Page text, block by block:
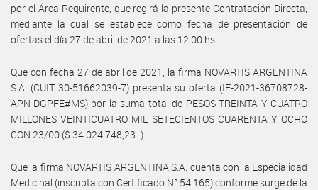
por el Área Requirente, que regirá la presente Contratación Directa,
mediante la cual se establece como fecha de presentación de
ofertas el día 27 de abril de 2021 a las 12:00 hs.
Que con fecha 27 de abril de 2021, la firma NOVARTIS ARGENTINA
S.A. (CUIT 30-51662039-7) presenta su oferta (IF-2021-36708728-
APN-DGPFE#MS) por la suma total de PESOS TREINTA Y CUATRO
MILLONES VEINTICUATRO MIL SETECIENTOS CUARENTA Y OCHO
CON 23/00 ($ 34.024.748,23.-).
Que la firma NOVARTIS ARGENTINA S.A. cuenta con la Especialidad
Medicinal (inscripta con Certificado N° 54.165) conforme surge de la